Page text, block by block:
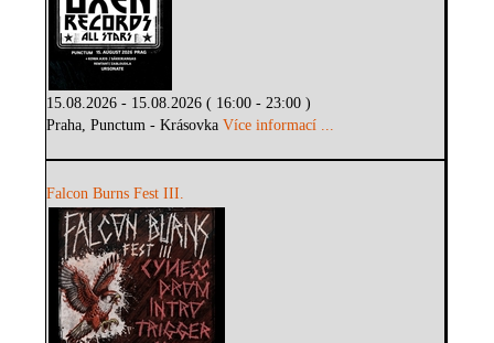
15.08.2026 - 15.08.2026 ( 16:00 - 23:00 )
Praha, Punctum - KrásovkaVíce informací ...
Falcon Burns Fest III.